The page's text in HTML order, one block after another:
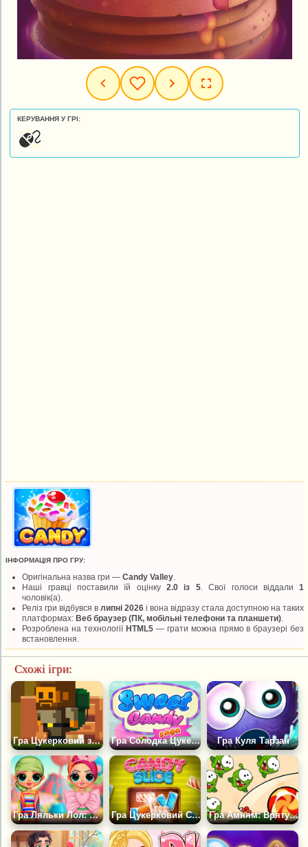
КЕРУВАННЯ У ГРІ:
ІНФОРМАЦІЯ ПРО ГРУ:
Оригінальна назва гри —Candy Valley
Наші гравці поставили їй оцінку2.0 із 5. Свої голоси віддали1
чоловік(а).
Реліз гри відбувся влипні 2026 і вона відразу стала доступною на таких
платформах:Веб браузер (ПК, мобільні телефони та планшети)
Розроблена на технології HTML5— грати можна прямо в браузері без
встановлення.
Схожі ігри:
Гра Цукерковий злодій Гра Солодка Цукеркова Сага Гра Куля Тарзан
Гра Ляльки Лол: Модний Цукерковий Лук Гра Цукерковий Слайд Гра Амням: Врятуй Цукерку